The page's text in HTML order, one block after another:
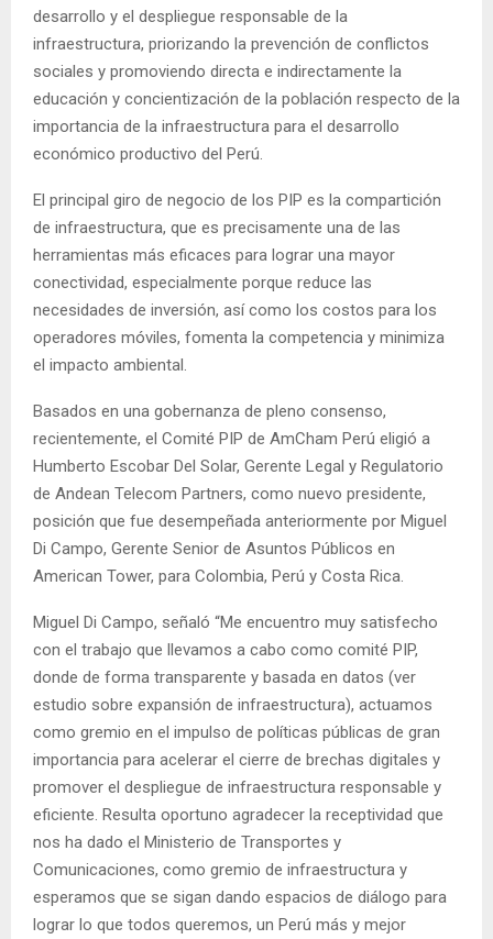
desarrollo y el despliegue responsable de la
infraestructura, priorizando la prevención de conflictos
sociales y promoviendo directa e indirectamente la
educación y concientización de la población respecto de la
importancia de la infraestructura para el desarrollo
económico productivo del Perú.
El principal giro de negocio de los PIP es la compartición
de infraestructura, que es precisamente una de las
herramientas más eficaces para lograr una mayor
conectividad, especialmente porque reduce las
necesidades de inversión, así como los costos para los
operadores móviles, fomenta la competencia y minimiza
el impacto ambiental.
Basados en una gobernanza de pleno consenso,
recientemente, el Comité PIP de AmCham Perú eligió a
Humberto Escobar Del Solar, Gerente Legal y Regulatorio
de Andean Telecom Partners, como nuevo presidente,
posición que fue desempeñada anteriormente por Miguel
Di Campo, Gerente Senior de Asuntos Públicos en
American Tower, para Colombia, Perú y Costa Rica.
Miguel Di Campo, señaló “Me encuentro muy satisfecho
con el trabajo que llevamos a cabo como comité PIP,
donde de forma transparente y basada en datos (ver
estudio sobre expansión de infraestructura), actuamos
como gremio en el impulso de políticas públicas de gran
importancia para acelerar el cierre de brechas digitales y
promover el despliegue de infraestructura responsable y
eficiente. Resulta oportuno agradecer la receptividad que
nos ha dado el Ministerio de Transportes y
Comunicaciones, como gremio de infraestructura y
esperamos que se sigan dando espacios de diálogo para
lograr lo que todos queremos, un Perú más y mejor